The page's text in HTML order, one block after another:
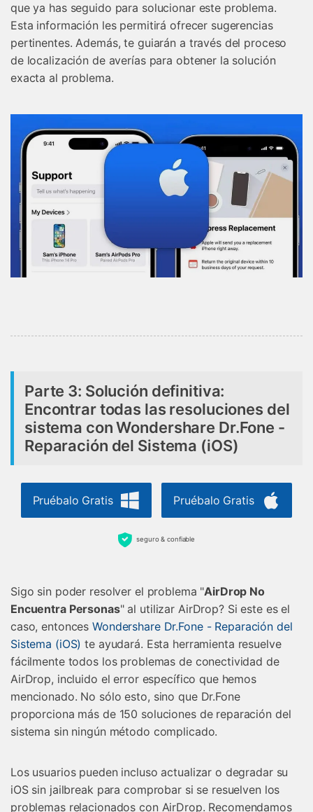
que ya has seguido para solucionar este problema.
Esta información les permitirá ofrecer sugerencias
pertinentes. Además, te guiarán a través del proceso
de localización de averías para obtener la solución
exacta al problema.
Parte 3: Solución definitiva:
Encontrar todas las resoluciones del
sistema con Wondershare Dr.Fone -
Reparación del Sistema (iOS)
Pruébalo Gratis Pruébalo Gratis
seguro & confiable
Sigo sin poder resolver el problema "AirDrop No
Encuentra Personas" al utilizar AirDrop? Si este es el
caso, entoncesWondershare Dr.Fone - Reparación del
Sistema (iOS) te ayudará. Esta herramienta resuelve
fácilmente todos los problemas de conectividad de
AirDrop, incluido el error específico que hemos
mencionado. No sólo esto, sino que Dr.Fone
proporciona más de 150 soluciones de reparación del
sistema sin ningún método complicado.
Los usuarios pueden incluso actualizar o degradar su
iOS sin jailbreak para comprobar si se resuelven los
problemas relacionados con AirDrop. Recomendamos